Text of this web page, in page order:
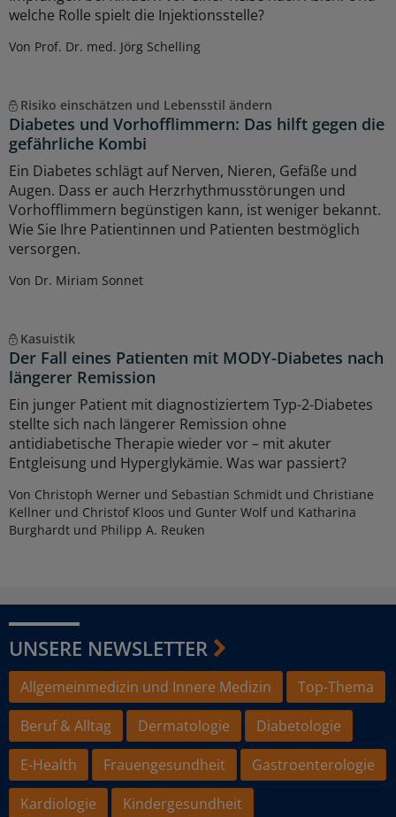
welche Rolle spielt die Injektionsstelle?
Von Prof. Dr. med. Jörg Schelling
Risiko einschätzen und Lebensstil ändern
Diabetes und Vorhofflimmern: Das hilft gegen die
gefährliche Kombi
Ein Diabetes schlägt auf Nerven, Nieren, Gefäße und
Augen. Dass er auch Herzrhythmusstörungen und
Vorhofflimmern begünstigen kann, ist weniger bekannt.
Wie Sie Ihre Patientinnen und Patienten bestmöglich
versorgen.
Von Dr. Miriam Sonnet
Kasuistik
Der Fall eines Patienten mit MODY-Diabetes nach
längerer Remission
Ein junger Patient mit diagnostiziertem Typ-2-Diabetes
stellte sich nach längerer Remission ohne
antidiabetische Therapie wieder vor – mit akuter
Entgleisung und Hyperglykämie. Was war passiert?
Von Christoph Werner und Sebastian Schmidt und Christiane
Kellner und Christof Kloos und Gunter Wolf und Katharina
Burghardt und Philipp A. Reuken
UNSERE NEWSLETTER
Allgemeinmedizin und Innere Medizin
Top-Thema
Beruf & Alltag
Dermatologie
Diabetologie
E-Health
Frauengesundheit
Gastroenterologie
Kardiologie
Kindergesundheit